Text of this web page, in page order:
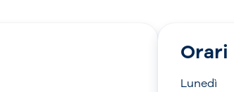
Orari
Lunedì